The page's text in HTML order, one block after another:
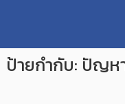
p
U
T
วิ
ท
ป้ายกำกับ: ปัญห